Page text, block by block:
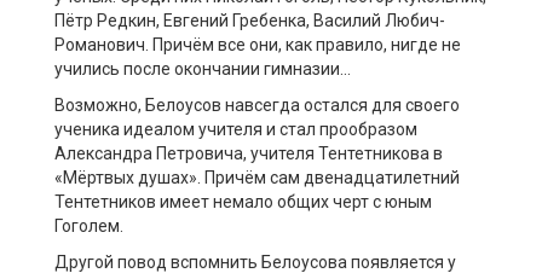
Пётр Редкин, Евгений Гребенка, Василий Любич-
Романович. Причём все они, как правило, нигде не
учились после окончании гимназии…
Возможно, Белоусов навсегда остался для своего
ученика идеалом учителя и стал прообразом
Александра Петровича, учителя Тентетникова в
«Мёртвых душах». Причём сам двенадцатилетний
Тентетников имеет немало общих черт с юным
Гоголем.
Другой повод вспомнить Белоусова появляется у